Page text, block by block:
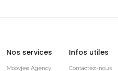
Nos services
Moovjee Agency
Infos utiles
Contactez-nous